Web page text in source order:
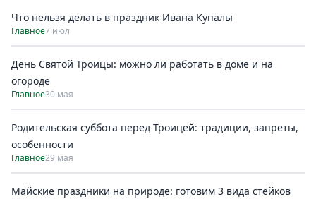
Что нельзя делать в праздник Ивана Купалы
Главное7 июл
День Святой Троицы: можно ли работать в доме и на
огороде
Главное30 мая
Родительская суббота перед Троицей: традиции, запреты,
особенности
Главное29 мая
Майские праздники на природе: готовим 3 вида стейков